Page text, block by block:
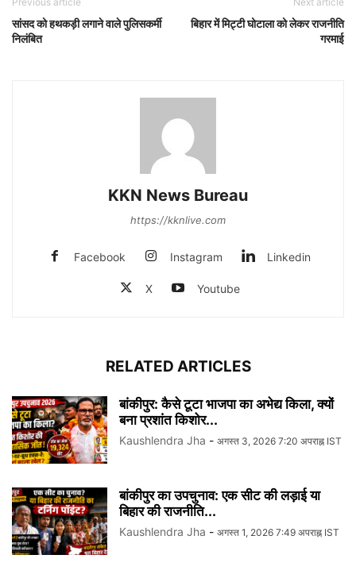
सांसद को हथकड़ी लगाने वाले पुलिसकर्मी
निलंबित
बिहार में मिट्टी घोटाला को लेकर राजनीति
गरमाई
KKN News Bureau
https://kknlive.com
Facebook Instagram Linkedin
X Youtube
RELATED ARTICLES
बांकीपुर: कैसे टूटा भाजपा का अभेद्य किला, क्यों
बना प्रशांत किशोर...
Kaushlendra Jha - अगस्त 3, 2026 7:20 अपराह्न IST
बांकीपुर का उपचुनाव: एक सीट की लड़ाई या
बिहार की राजनीति...
Kaushlendra Jha - अगस्त 1, 2026 7:49 अपराह्न IST